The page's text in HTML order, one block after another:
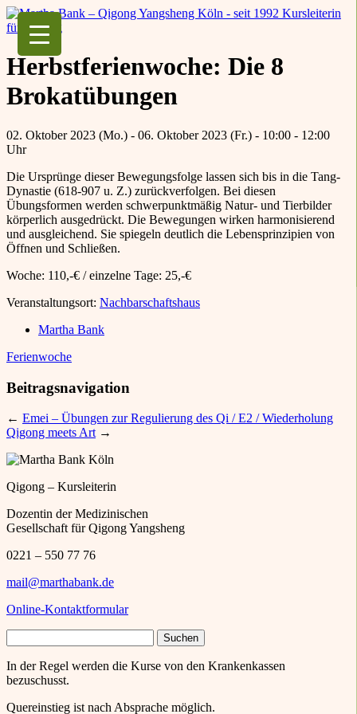
Martha Bank – Qigong Yangsheng Köln
seit 1992 Kursleiterin für Qigong
Herbstferienwoche: Die 8
Brokatübungen
02. Oktober 2023 (Mo.) - 06. Oktober 2023 (Fr.) - 10:00 - 12:00
Uhr
Die Ursprünge dieser Bewegungsfolge lassen sich bis in die Tang-
Dynastie (618-907 u. Z.) zurückverfolgen. Bei diesen
Übungsformen werden schwerpunktmäßig Natur- und Tierbilder
körperlich ausgedrückt. Die Bewegungen wirken harmonisierend
und ausgleichend. Sie spiegeln deutlich die Lebensprinzipien von
Öffnen und Schließen.
Woche: 110,-€ / einzelne Tage: 25,-€
Veranstaltungsort: Nachbarschaftshaus
Martha Bank
Ferienwoche
Beitragsnavigation
← Emei – Übungen zur Regulierung des Qi / E2 / Wiederholung
Qigong meets Art →
Qigong – Kursleiterin
Dozentin der Medizinischen
Gesellschaft für Qigong Yangsheng
0221 – 550 77 76
mail@marthabank.de
Online-Kontaktformular
nach:
In der Regel werden die Kurse von den Krankenkassen
bezuschusst.
Quereinstieg ist nach Absprache möglich.